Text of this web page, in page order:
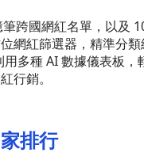
跨國網紅名單，以及
網紅篩選器，精準分類
多種 AI 數據儀表板，
行銷。
排行